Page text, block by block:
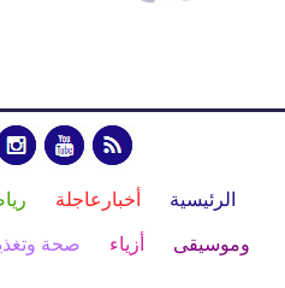
الرئيسية أخبارعاجلة
وموسيقى أزياء صحة